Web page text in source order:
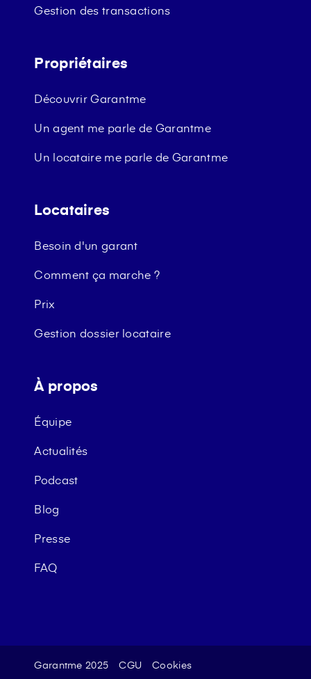
Gestion des transactions
Propriétaires
Découvrir Garantme
Un agent me parle de Garantme
Un locataire me parle de Garantme
Locataires
Besoin d'un garant
Comment ça marche ?
Prix
Gestion dossier locataire
À propos
Équipe
Actualités
Podcast
Blog
Presse
FAQ
Garantme 2025 CGU Cookies